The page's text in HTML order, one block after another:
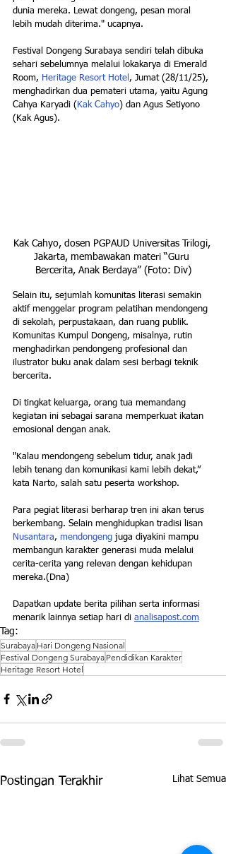
dunia mereka. Lewat dongeng, pesan moral
lebih mudah diterima." ucapnya.
Festival Dongeng Surabaya sendiri telah dibuka
sehari sebelumnya melalui lokakarya di Emerald
Room, Heritage Resort Hotel , Jumat (28/11/25),
menghadirkan dua pemateri utama, yaitu Agung
Cahya Karyadi ( Kak Cahyo) dan Agus Setiyono
(Kak Agus).
Kak Cahyo, dosen PGPAUD Universitas Trilogi,
Jakarta, membawakan materi “Guru
Bercerita, Anak Berdaya” (Foto: Div)
Selain itu, sejumlah komunitas literasi semakin
aktif menggelar program pelatihan mendongeng
di sekolah, perpustakaan, dan ruang publik.
Komunitas Kumpul Dongeng, misalnya, rutin
menghadirkan pendongeng profesional dan
ilustrator buku anak dalam sesi berbagi teknik
bercerita.
Di tingkat keluarga, orang tua memandang
kegiatan ini sebagai sarana memperkuat ikatan
emosional dengan anak.
"Kalau mendongeng sebelum tidur, anak jadi
lebih tenang dan komunikasi kami lebih dekat,”
kata Narto, salah satu peserta workshop.
Para pegiat literasi berharap tren ini akan terus
berkembang. Selain menghidupkan tradisi lisan
Nusantara, mendongeng juga diyakini mampu
membangun karakter generasi muda melalui
cerita-cerita yang relevan dengan kehidupan
mereka.(Dna)
Dapatkan update berita pilihan serta informasi
menarik lainnya setiap hari di analisapost.com
Tag:
Surabaya Hari Dongeng Nasional
Festival Dongeng Surabaya Pendidikan Karakter
Heritage Resort Hotel
Postingan Terakhir Lihat Semua